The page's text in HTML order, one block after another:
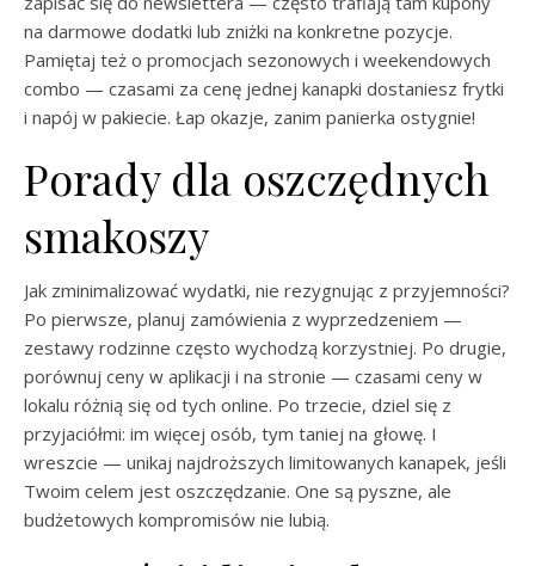
na darmowe dodatki lub zniżki na konkretne pozycje.
Pamiętaj też o promocjach sezonowych i weekendowych
combo — czasami za cenę jednej kanapki dostaniesz frytki
i napój w pakiecie. Łap okazje, zanim panierka ostygnie!
Porady dla oszczędnych
smakoszy
Jak zminimalizować wydatki, nie rezygnując z przyjemności?
Po pierwsze, planuj zamówienia z wyprzedzeniem —
zestawy rodzinne często wychodzą korzystniej. Po drugie,
porównuj ceny w aplikacji i na stronie — czasami ceny w
lokalu różnią się od tych online. Po trzecie, dziel się z
przyjaciółmi: im więcej osób, tym taniej na głowę. I
wreszcie — unikaj najdroższych limitowanych kanapek, jeśli
Twoim celem jest oszczędzanie. One są pyszne, ale
budżetowych kompromisów nie lubią.